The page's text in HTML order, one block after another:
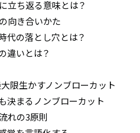
立ち返る意味とは？
向き合いかた
代の落とし穴とは？
違いとは？
大限生かすノンブローカット
決まるノンブローカット
流れの3原則